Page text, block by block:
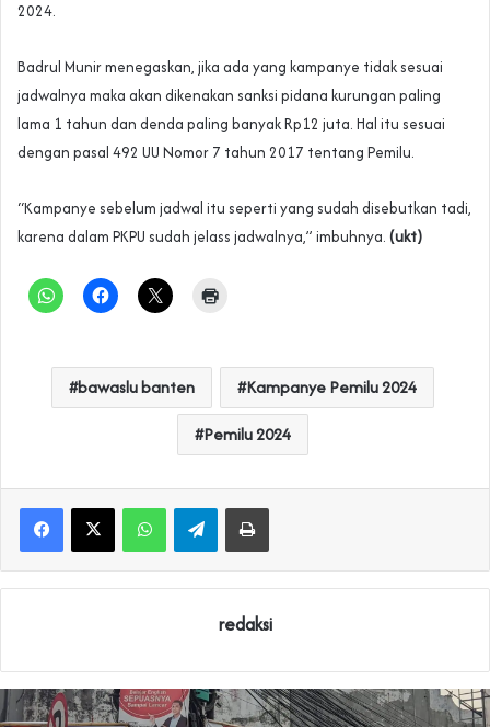
2024.
Badrul Munir menegaskan, jika ada yang kampanye tidak sesuai
jadwalnya maka akan dikenakan sanksi pidana kurungan paling
lama 1 tahun dan denda paling banyak Rp12 juta. Hal itu sesuai
dengan pasal 492 UU Nomor 7 tahun 2017 tentang Pemilu.
“Kampanye sebelum jadwal itu seperti yang sudah disebutkan tadi,
karena dalam PKPU sudah jelass jadwalnya,” imbuhnya. (ukt)
bawaslu banten Kampanye Pemilu 2024
Pemilu 2024
WhatsAppTelegramPrint
redaksi